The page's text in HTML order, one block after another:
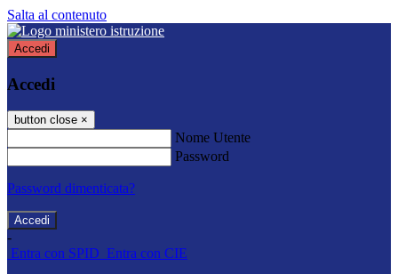
Salta al contenuto
Accedi
Accedi
button close ×
Nome Utente
Password
Password dimenticata?
-
Entra con SPID Entra con CIE